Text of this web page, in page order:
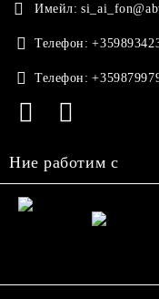
Имейл:
Телефон:
Телефон:
Ние работим с